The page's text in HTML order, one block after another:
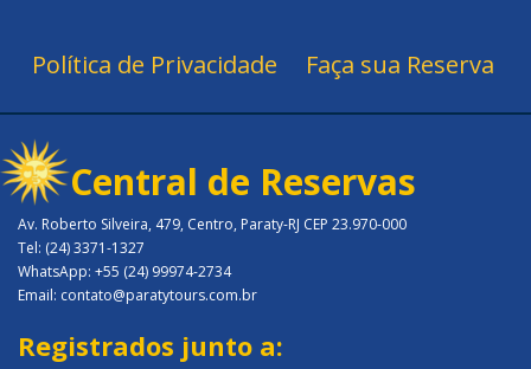
Política de Privacidade Faça sua Reserva
Central de Reservas
Av. Roberto Silveira, 479, Centro, Paraty-RJ CEP 23.970-000
Tel: (24) 3371-1327
WhatsApp: +55 (24) 99974-2734
Email: contato@paratytours.com.br
Registrados junto a: